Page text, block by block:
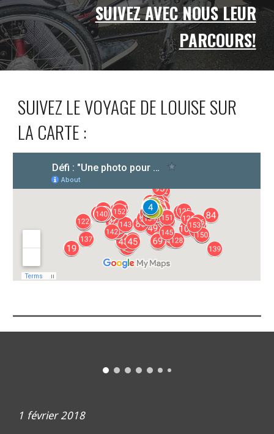
SUIVEZ AVEC NOUS LEUR
PARCOURS!
SUIVEZ LE VOYAGE DE LOUISE SUR
LA CARTE :
1 février 2018